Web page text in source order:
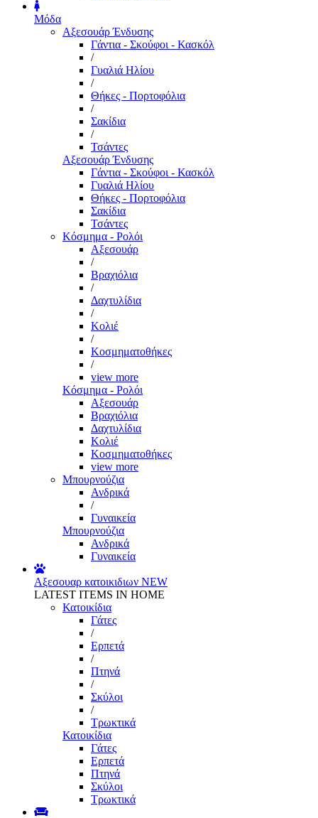
Μόδα
Αξεσουάρ Ένδυσης
Γάντια - Σκούφοι - Κασκόλ
/
Γυαλιά Ηλίου
/
Θήκες - Πορτοφόλια
/
Σακίδια
/
Τσάντες
Αξεσουάρ Ένδυσης
Γάντια - Σκούφοι - Κασκόλ
Γυαλιά Ηλίου
Θήκες - Πορτοφόλια
Σακίδια
Τσάντες
Κόσμημα - Ρολόι
Αξεσουάρ
/
Βραχιόλια
/
Δαχτυλίδια
/
Κολιέ
/
Κοσμηματοθήκες
/
view more
Κόσμημα - Ρολόι
Αξεσουάρ
Βραχιόλια
Δαχτυλίδια
Κολιέ
Κοσμηματοθήκες
view more
Μπουρνούζια
Ανδρικά
/
Γυναικεία
Μπουρνούζια
Ανδρικά
Γυναικεία
Αξεσουαρ κατοικιδιων NEW
LATEST ITEMS IN HOME
Κατοικίδια
Γάτες
/
Ερπετά
/
Πτηνά
/
Σκύλοι
/
Τρωκτικά
Κατοικίδια
Γάτες
Ερπετά
Πτηνά
Σκύλοι
Τρωκτικά